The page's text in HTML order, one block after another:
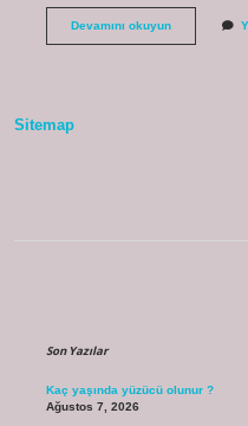
Devamını okuyunDikkat
Sitemap
Son Yazılar
Kaç yaşında yüzücü olunur ?
Ağustos 7, 2026